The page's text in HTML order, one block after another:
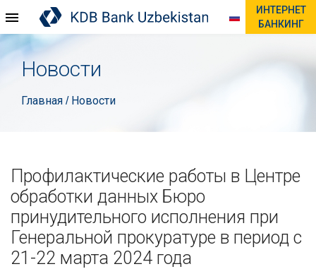
ИНТЕРНЕТ
БАНКИНГ
Новости
Главная / Новости
Профилактические работы в Центре
обработки данных Бюро
принудительного исполнения при
Генеральной прокуратуре в период с
21-22 марта 2024 года